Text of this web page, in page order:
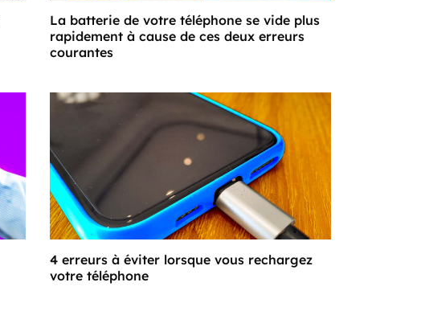
La batterie de votre téléphone se vide plus
rapidement à cause de ces deux erreurs
courantes
4 erreurs à éviter lorsque vous rechargez
votre téléphone